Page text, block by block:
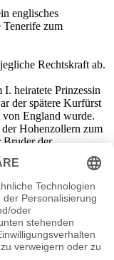
englisches
zum
Rechtskraft ab.
heiratete Prinzessin
der spätere Kurfürst
England wurde.
Hohenzollern zum
Bruder der
waren damit
und musste